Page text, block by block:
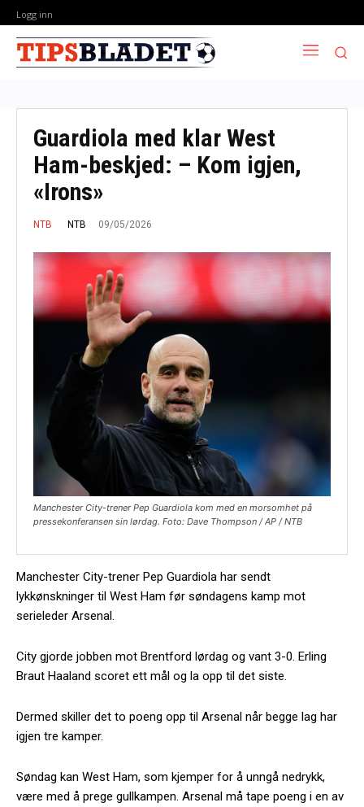
Logg inn
Guardiola med klar West
Ham-beskjed: – Kom igjen,
«Irons»
NTB NTB 09/05/2026
Manchester City-trener Pep Guardiola kom med en morsomhet på
pressekonferansen sin lørdag. Foto: Dave Thompson / AP / NTB
Manchester City-trener Pep Guardiola har sendt
lykkønskninger til West Ham før søndagens kamp mot
serieleder Arsenal.
City gjorde jobben mot Brentford lørdag og vant 3-0. Erling
Braut Haaland scoret ett mål og la opp til det siste.
Dermed skiller det to poeng opp til Arsenal når begge lag har
igjen tre kamper.
Søndag kan West Ham, som kjemper for å unngå nedrykk,
være med å prege gullkampen. Arsenal må tape poeng i en av